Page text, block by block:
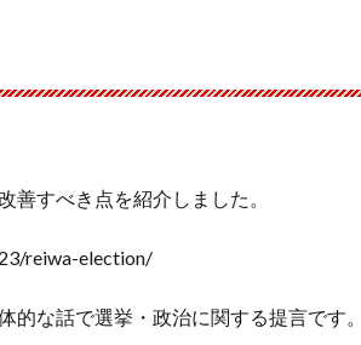
善すべき点を紹介しました。
reiwa-election/
な話で選挙・政治に関する提言です。